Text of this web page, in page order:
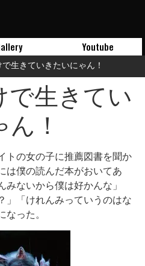
Youtube
生きていきたいにゃん！
！
トの女の子に推薦図書を聞か
は僕の読んだ本がおいてあ
みないから僕は好かんな」
」「けれんみっていうのはな
なった。